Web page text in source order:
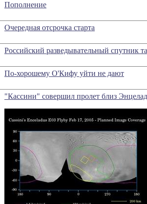
Пополнение
Очередная отсрочка старта
Российский разведывательный спутник
По-хорошему О'Кифу уйти не дают
"Кассини" совершил пролет близ